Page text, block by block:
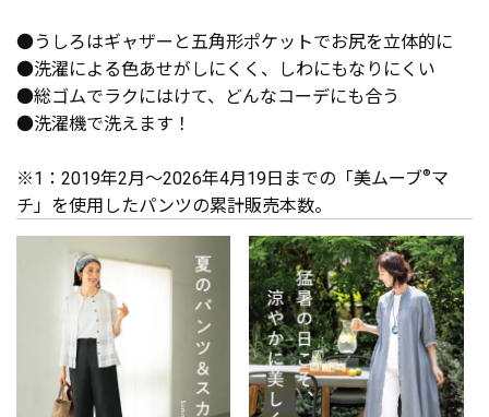
●うしろはギャザーと五角形ポケットでお尻を立体的に
●洗濯による色あせがしにくく、しわにもなりにくい
●総ゴムでラクにはけて、どんなコーデにも合う
●洗濯機で洗えます！
※1：2019年2月～2026年4月19日までの「美ムーブ®マ
チ」を使用したパンツの累計販売本数。